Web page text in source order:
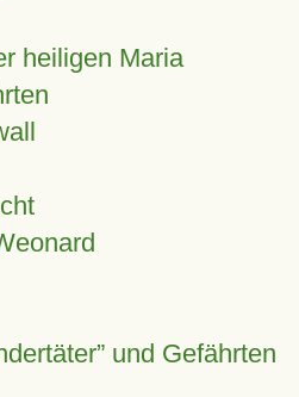
heiligen Maria
und Gefährten